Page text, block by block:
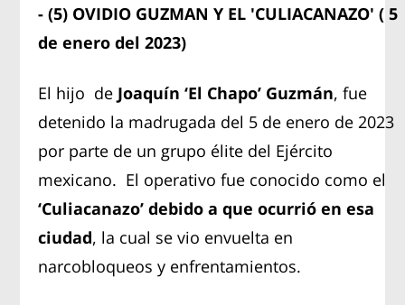
- (5) OVIDIO GUZMAN Y EL 'CULIACANAZO' ( 5
de enero del 2023)
El hijo de Joaquín ‘El Chapo’ Guzmán, fue
detenido la madrugada del 5 de enero de 2023
por parte de un grupo élite del Ejército
mexicano. El operativo fue conocido como el
‘Culiacanazo’ debido a que ocurrió en esa
ciudad, la cual se vio envuelta en
narcobloqueos y enfrentamientos.